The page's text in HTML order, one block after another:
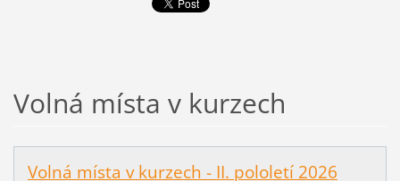
Volná místa v kurzech
Volná místa v kurzech - II. pololetí 2026